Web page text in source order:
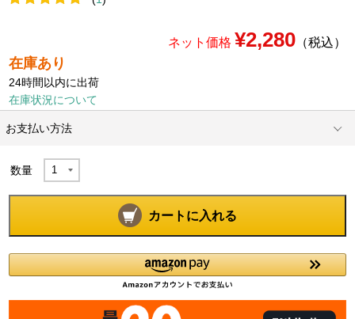
ネット価格 ¥2,280（税込）
在庫あり
24時間以内に出荷
在庫状況について
お支払い方法
数量
カートに入れる